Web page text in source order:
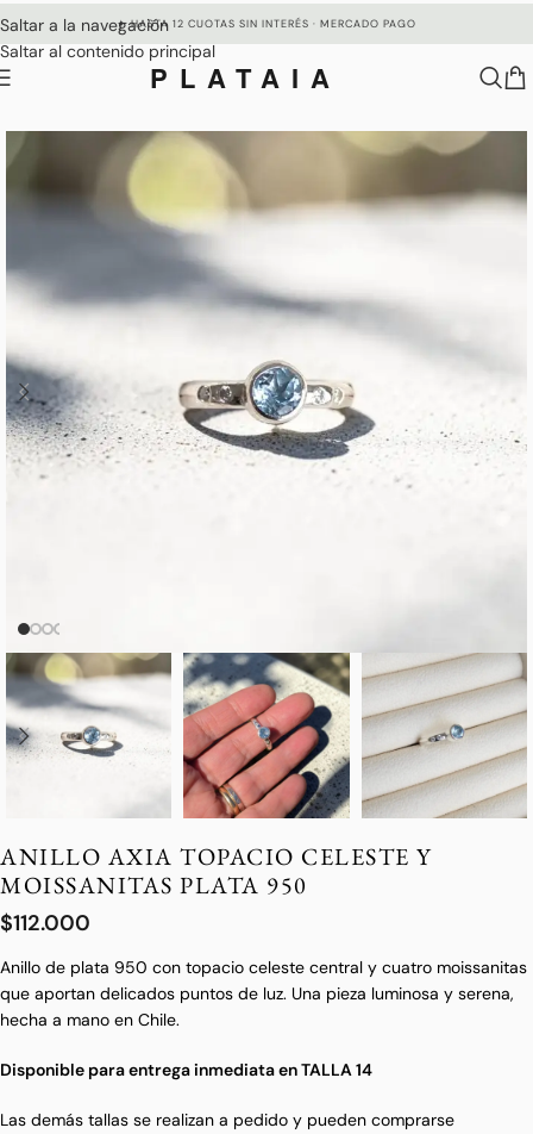
Saltar a la navegación
Saltar al contenido principal
✦ HASTA 12 CUOTAS SIN INTERÉS · MERCADO PAGO
PLATAIA
ANILLO AXIA TOPACIO CELESTE Y
MOISSANITAS PLATA 950
$112.000
Anillo de plata 950 con topacio celeste central y cuatro moissanitas
que aportan delicados puntos de luz. Una pieza luminosa y serena,
hecha a mano en Chile.
Disponible para entrega inmediata en TALLA 14
Las demás tallas se realizan a pedido y pueden comprarse